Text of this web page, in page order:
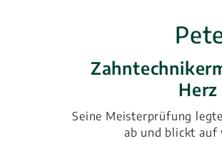
Herz
Seine Meisterprüfung
ab und blickt auf